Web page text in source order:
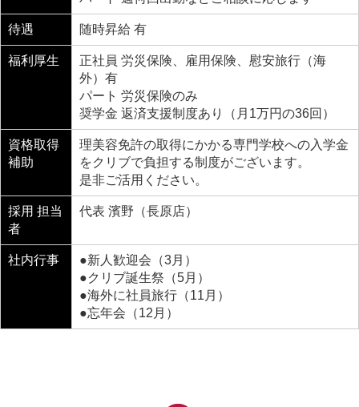
待遇 随時昇給 有
福利厚生
正社員 労災保険、雇用保険、慰安旅行（海
外）有
パート 労災保険のみ
奨学金 返済支援制度あり（月1万円の36回）
資格取得
補助
理美容免許の取得にかかる専門学校への入学金
をクリブで負担する制度がございます。
是非ご活用ください。
採用 担当
者
代表 濱野（長原店）
社内行事
●新人歓迎会（3月）
●クリブ誕生祭（5月）
●海外に社員旅行（11月）
●忘年会（12月）